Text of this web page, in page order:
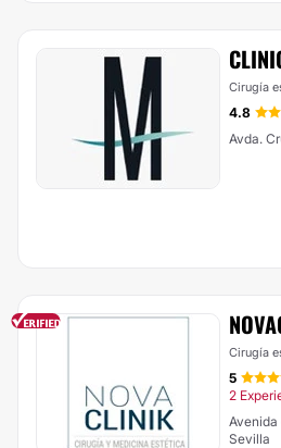
Cirugía
4.8
Avda.
Cirugía
5
2
Avenida
Sevilla